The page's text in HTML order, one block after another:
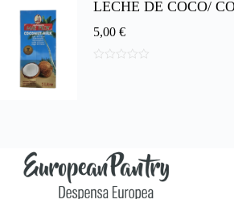
5
LECHE DE COCO/
5,00 €